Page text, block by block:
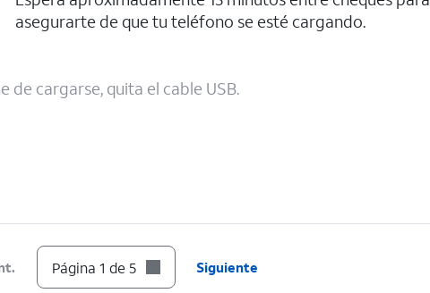
asegurarte de que tu teléfono se esté cargando.
cargarse, quita el cable USB.
Página 1 de 5 Siguiente